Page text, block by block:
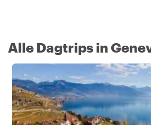
Alle Dagtrips in